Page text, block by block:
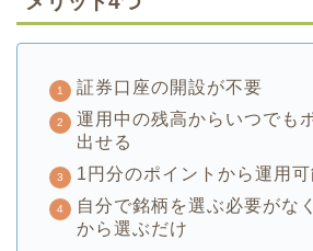
証券口座の開設が不要
運用中の残高からいつでも
出せる
1円分のポイントから運用可
自分で銘柄を選ぶ必要がな
から選ぶだけ